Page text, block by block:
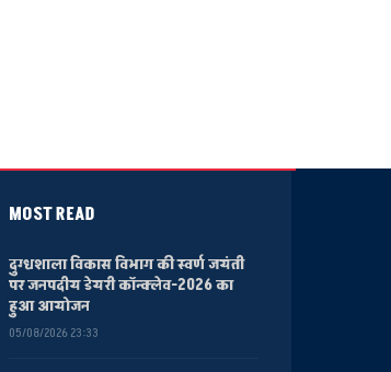
MOST READ
दुग्धशाला विकास विभाग की स्वर्ण जयंती
पर जनपदीय डेयरी कॉन्क्लेव-2026 का
हुआ आयोजन
05/08/2026 23:33